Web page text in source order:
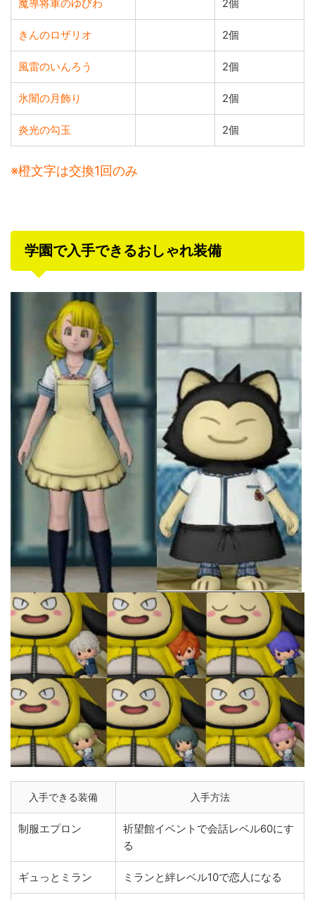
魔導将軍のゆびわ 2個
きんのロザリオ 2個
風雷のいんろう 2個
氷闇の月飾り 2個
炎光の勾玉 2個
※橙文字は交換1回のみ
学園で入手できるおしゃれ装備
入手できる装備 入手方法
制服エプロン
祈望館イベントで会話レベル60にす
る
ギュっとミラン ミランと絆レベル10で恋人になる